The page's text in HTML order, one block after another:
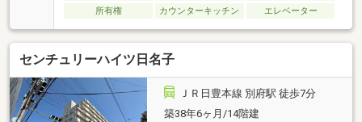
所有権
カウンターキッチン エレベーター
センチュリーハイツ日名子
ＪＲ日豊本線 別府駅 徒歩7分
築38年6ヶ月/14階建